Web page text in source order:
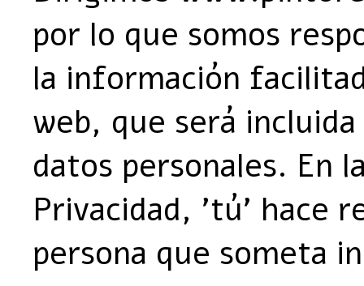
por lo que somos
la información
web, que será
datos personales. En
Privacidad, 'tú' hace
persona que someta